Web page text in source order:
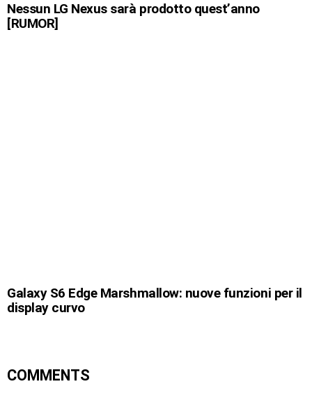
Nessun LG Nexus sarà prodotto quest’anno
[RUMOR]
Galaxy S6 Edge Marshmallow: nuove funzioni per il
display curvo
COMMENTS